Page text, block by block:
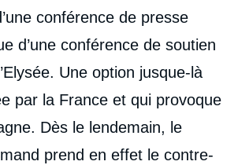
conférence de presse
d’une conférence de soutien
Une option jusque-là
par la France et qui provoque
Dès le lendemain, le
prend en effet le contre-